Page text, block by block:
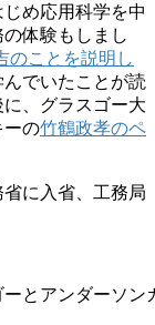
め応用科学を中
体験もしまし
のことを説明し
でいたことが読
、グラスゴー大
ーの竹鶴政孝のペ
に入省、工務局
とアンダーソン